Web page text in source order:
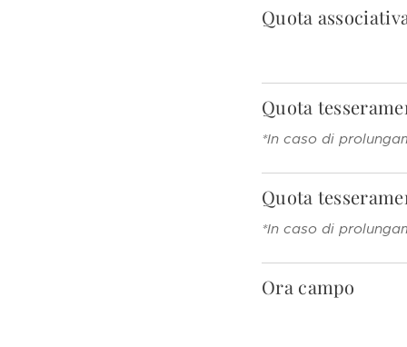
Quota
Quota
*In caso di
Quota
*In caso di
Ora campo